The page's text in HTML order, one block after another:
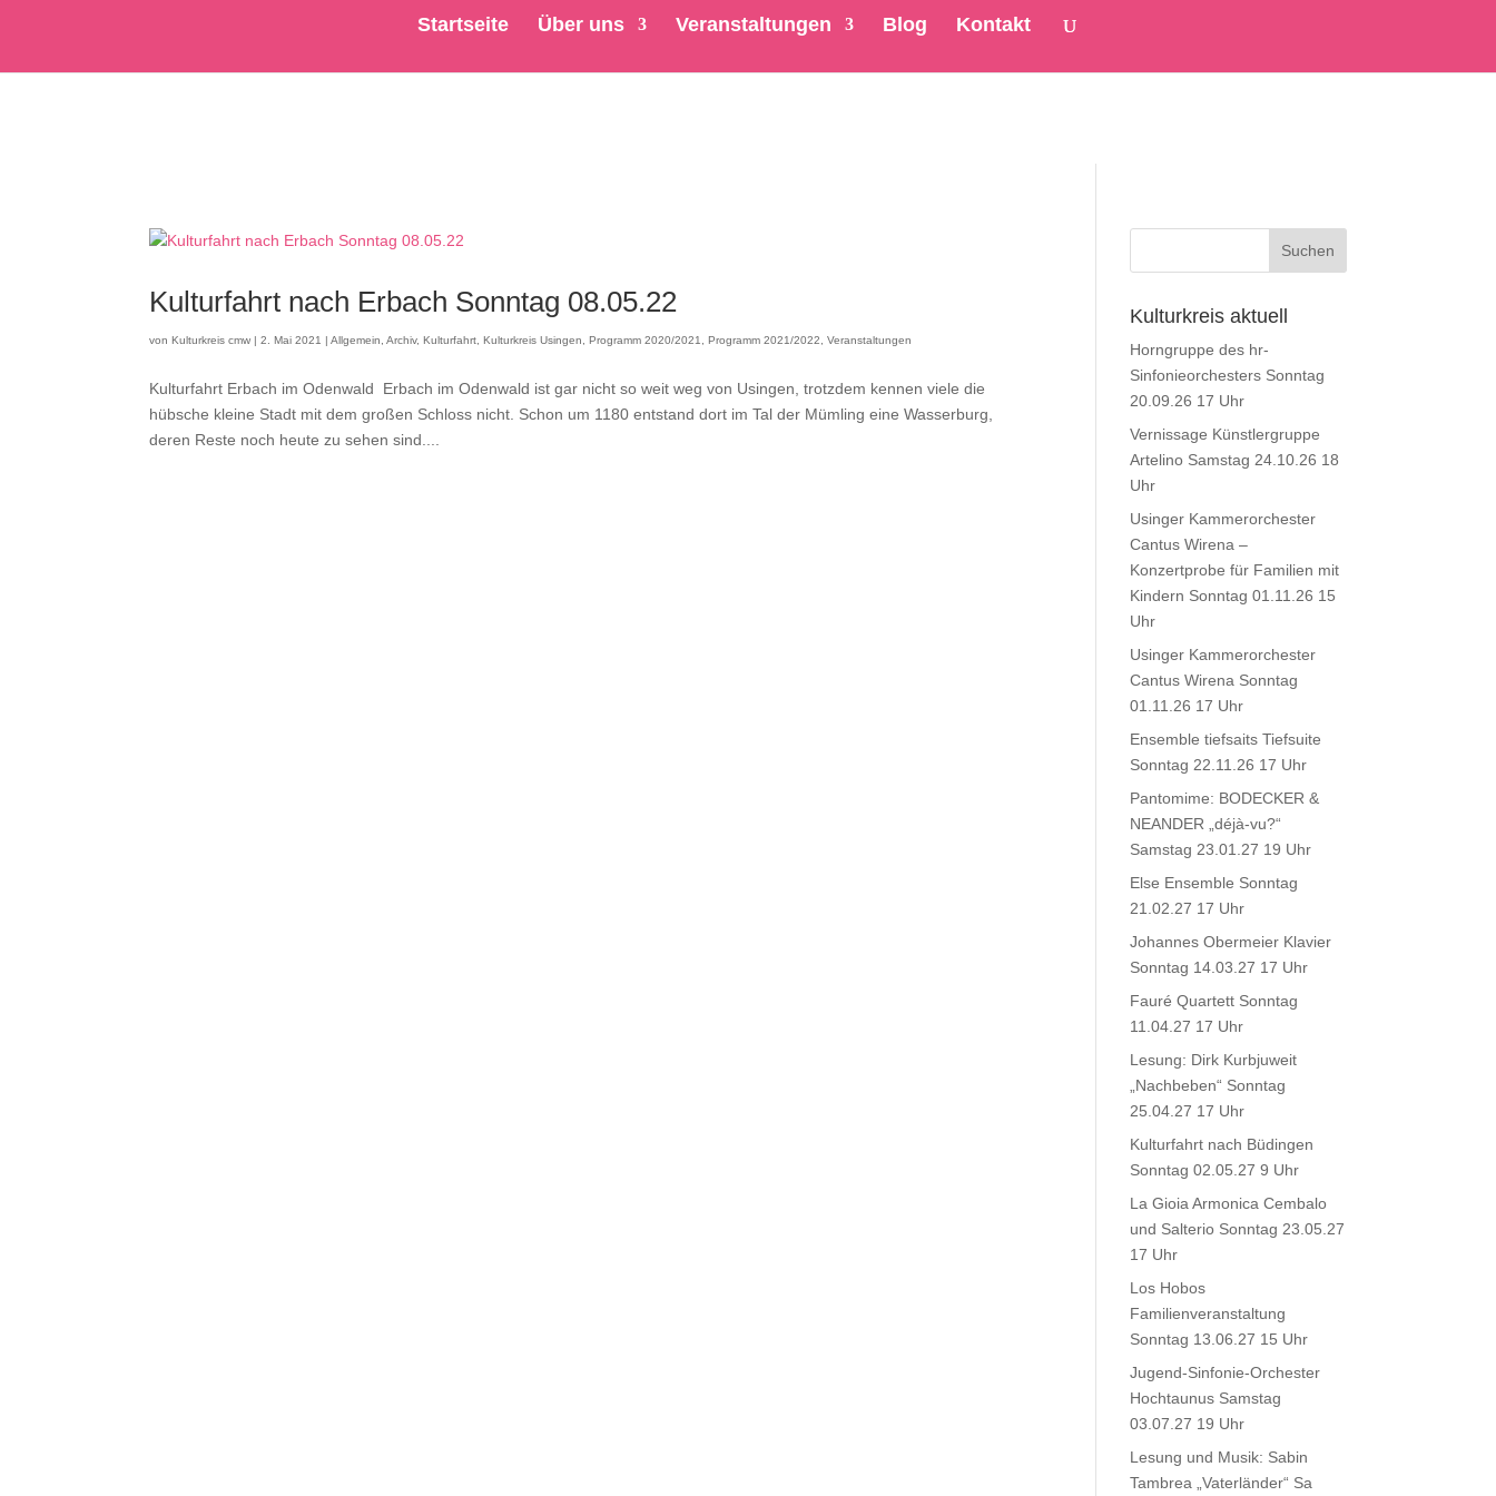
Startseite Über uns Veranstaltungen Blog Kontakt
Kulturfahrt nach Erbach Sonntag 08.05.22
vonKulturkreis cmw |2. Mai 2021 |Allgemein ,Archiv,Kulturfahrt ,Kulturkreis Usingen ,Programm 2020/2021 ,Programm 2021/2022 ,Veranstaltungen
Kulturfahrt Erbach im Odenwald Erbach im Odenwald ist gar nicht so weit weg von Usingen, trotzdem kennen viele die
hübsche kleine Stadt mit dem großen Schloss nicht. Schon um 1180 entstand dort im Tal der Mümling eine Wasserburg,
deren Reste noch heute zu sehen sind....
Kulturkreis aktuell
Horngruppe des hr-
Sinfonieorchesters Sonntag
20.09.26 17 Uhr
Vernissage Künstlergruppe
Artelino Samstag 24.10.26 18
Uhr
Usinger Kammerorchester
Cantus Wirena –
Konzertprobe für Familien mit
Kindern Sonntag 01.11.26 15
Uhr
Usinger Kammerorchester
Cantus Wirena Sonntag
01.11.26 17 Uhr
Ensemble tiefsaits Tiefsuite
Sonntag 22.11.26 17 Uhr
Pantomime: BODECKER &
NEANDER „déjà-vu?“
Samstag 23.01.27 19 Uhr
Else Ensemble Sonntag
21.02.27 17 Uhr
Johannes Obermeier Klavier
Sonntag 14.03.27 17 Uhr
Fauré Quartett Sonntag
11.04.27 17 Uhr
Lesung: Dirk Kurbjuweit
„Nachbeben“ Sonntag
25.04.27 17 Uhr
Kulturfahrt nach Büdingen
Sonntag 02.05.27 9 Uhr
La Gioia Armonica Cembalo
und Salterio Sonntag 23.05.27
17 Uhr
Los Hobos
Familienveranstaltung
Sonntag 13.06.27 15 Uhr
Jugend-Sinfonie-Orchester
Hochtaunus Samstag
03.07.27 19 Uhr
Lesung und Musik: Sabin
Tambrea „Vaterländer“ Sa